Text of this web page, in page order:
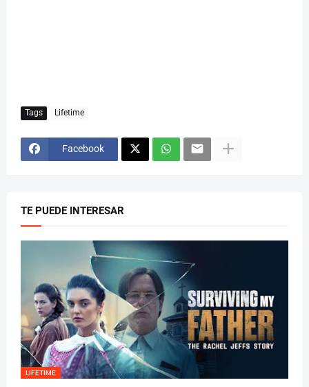
Tags Lifetime
Facebook
TE PUEDE INTERESAR
LIFETIME